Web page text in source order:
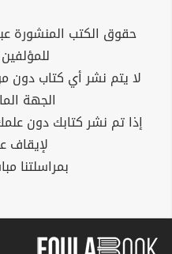
حقوق الكتب المنشورة
لا يتم نشر أي كتاب دون
الجهة
إذا تم نشر كتابك دون
لإيقاف
بمراسلتنا